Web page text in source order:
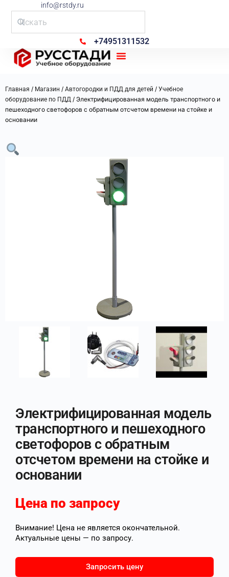
info@rstdy.ru
+74951311532
Главная / Магазин / Автогородки и ПДД для детей / Учебное
оборудование по ПДД / Электрифицированная модель транспортного и
пешеходного светофоров с обратным отсчетом времени на стойке и
основании
Электрифицированная модель
транспортного и пешеходного
светофоров с обратным
отсчетом времени на стойке и
основании
Цена по запросу
Внимание! Цена не является окончательной.
Актуальные цены — по запросу.
Запросить цену